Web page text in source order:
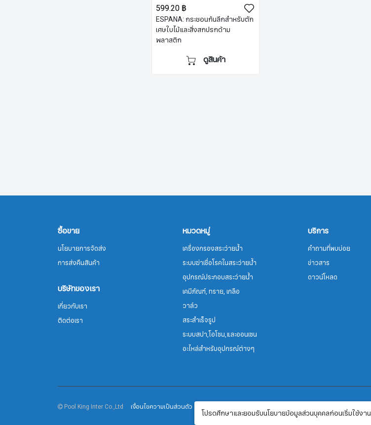
โปรดศึกษาและยอมรับนโยบายข้อมูลส่วนบุคคลก่อนเริ่มใช้งาน
599.20 ฿
ESPANA: กระชอนก้นลึกสำหรับตัก
เศษใบไม้และสิ่งสกปรกด้าม
พลาสติก
ดูสินค้า
ซื้อขาย
นโยบายการจัดส่ง
การส่งคืนสินค้า
บริษัทของเรา
เกี่ยวกับเรา
ติดต่อเรา
หมวดหมู่
เครื่องกรองสระว่ายน้ำ
ระบบฆ่าเชื่อโรคในสระว่ายน้ำ
อุปกรณ์ประกอบสระว่ายน้ำ
เคมีภัณฑ์, ทราย, เกลือ
วาล์ว
สระสำเร็จรูป
ระบบสปา,โอโซน,และออนเซน
อะไหล่สำหรับอุปกรณ์ต่างๆ
บริการ
คำถามที่พบบ่อย
ข่าวสาร
ดาวน์โหลด
Pool King Inter Co.,Ltd เงื่อนไขความเป็นส่วนตัว
ชื่อ
นามสกุล